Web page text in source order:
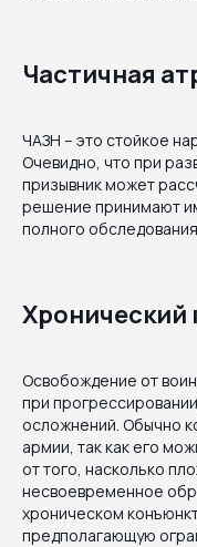
Частичная
ЧАЗН – это стойкое
Очевидно, что при
призывник может
решение принимают
полного
Хронический
Освобождение от
при
осложнений. Обычно
армии, так как его
от того, насколько
несвоевременное
хроническом
предполагающую